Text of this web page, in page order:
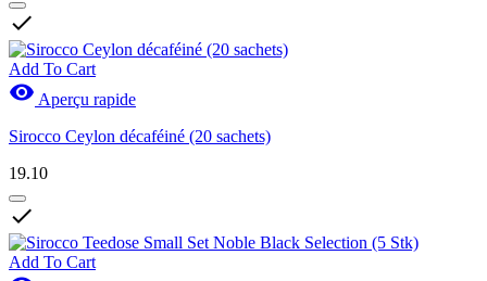

Add To Cart
 Aperçu rapide
Sirocco Ceylon décaféiné (20 sachets)
19.10

Add To Cart